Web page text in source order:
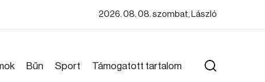
2026. 08. 08. szombat, László
Bűn Sport Támogatott tartalom